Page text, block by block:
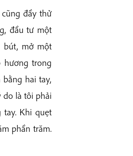
đầy thử
đầu tư một
bút, mở một
hương trong
hai tay,
do là tôi phải
Khi quẹt
phần trăm.